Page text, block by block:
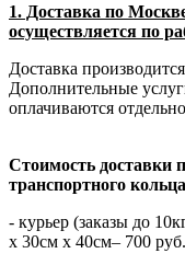
1. Доставка по
осуществляется по
Доставка
Дополнительные
оплачиваются
Стоимость доставки
транспортного
- курьер (заказы до
х 30см х 40см– 700 руб.